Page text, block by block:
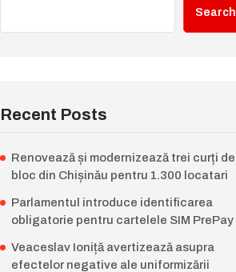
Search
Recent Posts
Renovează și modernizează trei curți de
bloc din Chișinău pentru 1.300 locatari
Parlamentul introduce identificarea
obligatorie pentru cartelele SIM PrePay
Veaceslav Ioniță avertizează asupra
efectelor negative ale uniformizării